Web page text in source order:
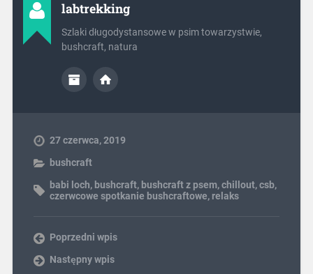
labtrekking
Szlaki długodystansowe w psim towarzystwie,
bushcraft, natura
27 czerwca, 2019
bushcraft
babi loch, bushcraft, bushcraft z psem,chillout,csb,
czerwcowe spotkanie bushcraftowe, relaks
Poprzedni wpis
Następny wpis